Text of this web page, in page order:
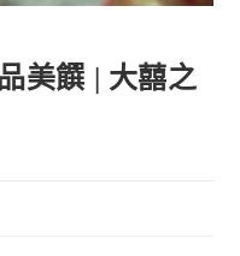
美饌 | 大囍之